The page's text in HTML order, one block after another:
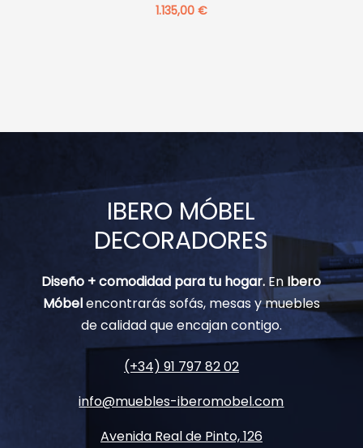
1.135,00 €
IBERO MÓBEL
DECORADORES
Diseño + comodidad para tu hogar. EnIbero
Móbelencontrarás sofás, mesas y muebles
de calidad que encajan contigo.
(+34) 91 797 82 02
info@muebles-iberomobel.com
Avenida Real de Pinto, 126